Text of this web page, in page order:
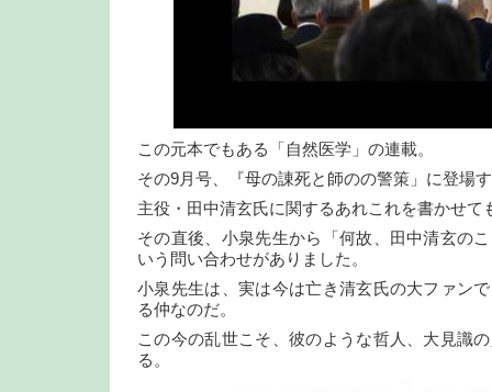
この元本でもある「自然医学」の連載。
その9月号、『母の諌死と師のの警策」に登場
主役・田中清玄氏に関するあれこれを書かせて
その直後、小泉先生から「何故、田中清玄の
いう問い合わせがありました。
小泉先生は、実は今は亡き清玄氏の大ファン
る仲なのだ。
この今の乱世こそ、彼のような哲人、大見識
る。